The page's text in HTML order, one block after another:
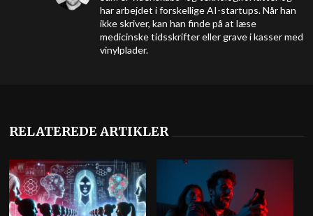
har arbejdet i forskellige AI-startups. Når han
ikke skriver, kan han finde på at læse
medicinske tidsskrifter eller grave i kasser med
vinylplader.
RELATEREDE ARTIKLER